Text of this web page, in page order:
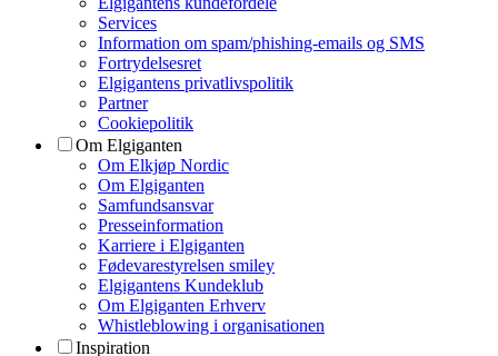
Services
Information om spam/phishing-emails og SMS
Fortrydelsesret
Elgigantens privatlivspolitik
Partner
Cookiepolitik
Om Elgiganten
Om Elkjøp Nordic
Om Elgiganten
Samfundsansvar
Presseinformation
Karriere i Elgiganten
Fødevarestyrelsen smiley
Elgigantens Kundeklub
Om Elgiganten Erhverv
Whistleblowing i organisationen
Inspiration